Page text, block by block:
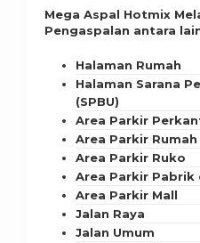
Mega Aspal Hotmix
Pengaspalan antara
Halaman Rumah
Halaman Sarana
(SPBU)
Area Parkir
Area Parkir
Area Parkir Ruko
Area Parkir Pabrik
Area Parkir Mall
Jalan Raya
Jalan Umum